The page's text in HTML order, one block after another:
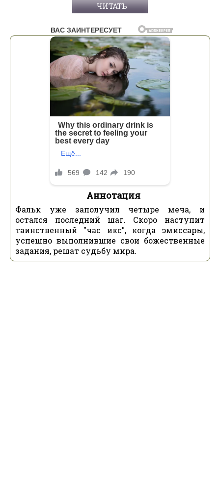
ЧИТАТЬ
Аннотация
Фальк уже заполучил четыре меча, и
остался последний шаг. Скоро наступит
таинственный "час икс", когда эмиссары,
успешно выполнившие свои божественные
задания, решат судьбу мира.